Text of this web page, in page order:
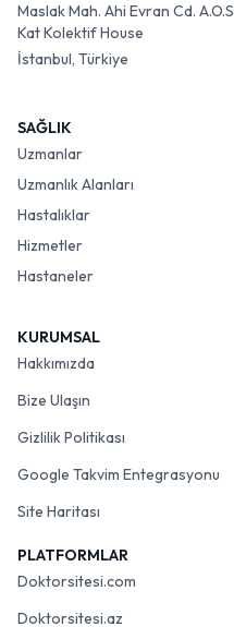
Maslak Mah. Ahi Evran Cd.
Kat Kolektif House
İstanbul, Türkiye
SAĞLIK
Uzmanlar
Uzmanlık Alanları
Hastalıklar
Hizmetler
Hastaneler
KURUMSAL
Hakkımızda
Bize Ulaşın
Gizlilik Politikası
Google Takvim Entegrasyonu
Site Haritası
PLATFORMLAR
Doktorsitesi.com
Doktorsitesi.az